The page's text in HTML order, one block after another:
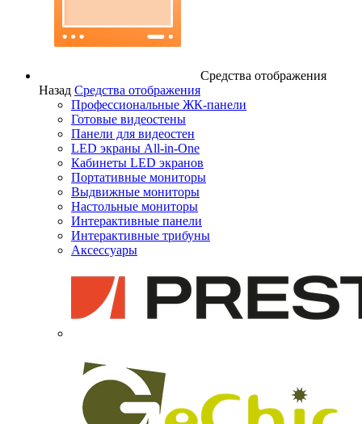
Средства отображения
Назад Средства отображения
Профессиональные ЖК-панели
Готовые видеостены
Панели для видеостен
LED экраны All-in-One
Кабинеты LED экранов
Портативные мониторы
Выдвижные мониторы
Настольные мониторы
Интерактивные панели
Интерактивные трибуны
Аксессуары